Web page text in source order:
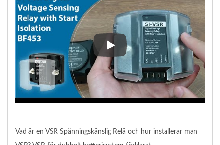
YIS Marine SI VSR BF453
Vad är en VSR Spänningskänslig Relä och hur installerar man